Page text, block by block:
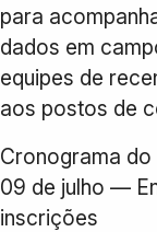
para
dados em
equipes de
aos postos de
Cronograma
09 de julho —
inscrições